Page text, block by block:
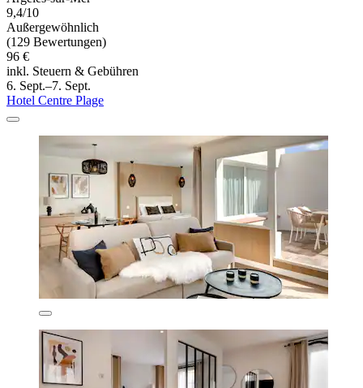
9,4/10
Außergewöhnlich
(129 Bewertungen)
96 €
inkl. Steuern & Gebühren
6. Sept.–7. Sept.
Hotel Centre Plage